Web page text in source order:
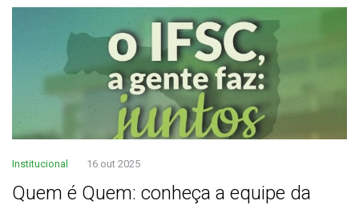
Institucional 16 out 2025
Quem é Quem: conheça a equipe da